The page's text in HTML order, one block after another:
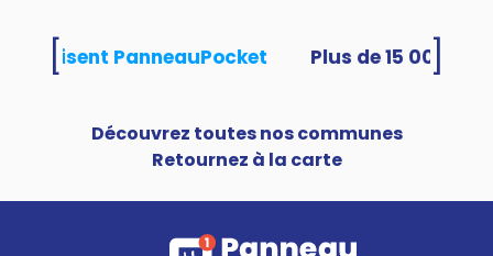
utilisent PanneauPocket
Découvrez toutes nos communes
Retournez à la carte